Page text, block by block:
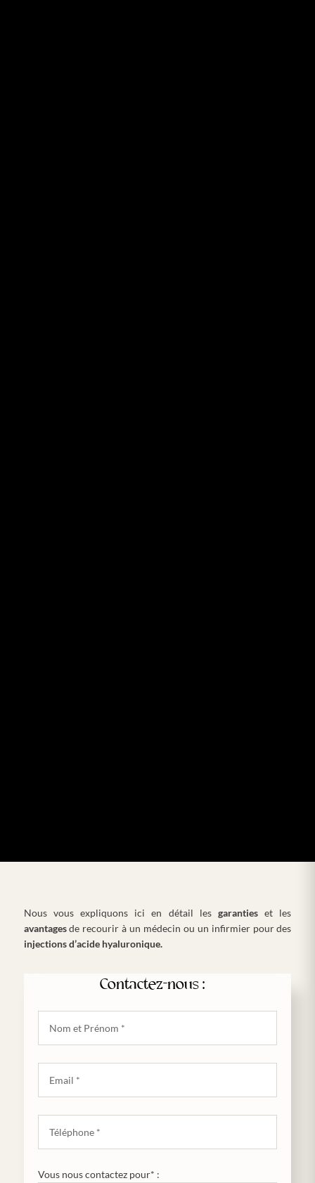
Nous vous expliquons ici en détail les garanties et les
avantagesde recourir à un médecin ou un infirmier pour des
injections d’acide hyaluronique.
Contactez-nous :
Vous nous contactez pour* :